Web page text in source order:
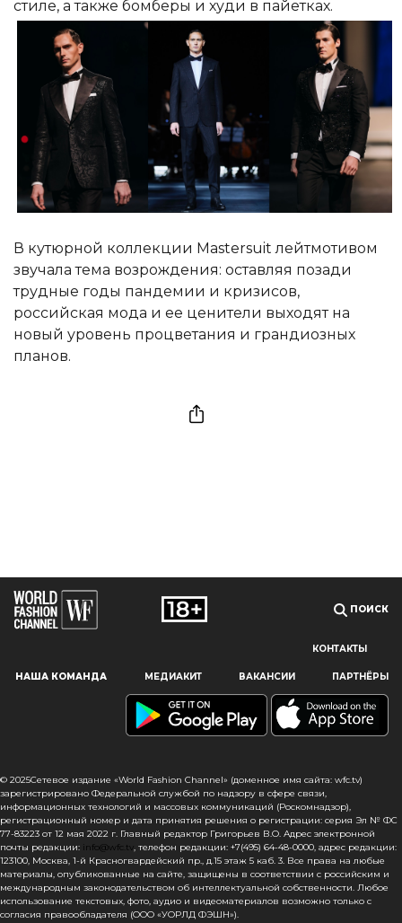
Наш сайт использует файлы cookie и похожие технологии,
чтобы гарантировать максимальное удобство
пользователям, предоставляя персонализированную
информацию, запоминая предпочтения в области
сайта, вы подтверждаете свое согласие на использование
файлов cookie в соответствии с настоящим уведомлением
в отношении данного типа файлов. Если вы не согласны
с тем, чтобы мы использовали данный тип файлов,
то вы должны соответствующим образом установить
настройки вашего браузера или не использовать сайт wfc.tv
стиле, а также бомберы и худи в пайетках.
В кутюрной коллекции Mastersuit лейтмотивом
звучала тема возрождения: оставляя позади
трудные годы пандемии и кризисов,
российская мода и ее ценители выходят на
новый уровень процветания и грандиозных
планов.
ПОИСК
КОНТАКТЫ
НАША КОМАНДА МЕДИАКИТ ВАКАНСИИ ПАРТНЁРЫ
© 2025Сетевое издание «World Fashion Channel» (доменное имя сайта: wfc.tv)
зарегистрировано Федеральной службой по надзору в сфере связи,
информационных технологий и массовых коммуникаций (Роскомнадзор),
регистрационный номер и дата принятия решения о регистрации: серия Эл № ФС
77-83223 от 12 мая 2022 г. Главный редактор Григорьев В.О. Адрес электронной
почты редакции: info@wfc.tv, телефон редакции: +7(495) 64-48-0000, адрес редакции:
123100, Москва, 1-й Красногвардейский пр., д.15 этаж 5 каб. 3. Все права на любые
материалы, опубликованные на сайте, защищены в соответствии с российским и
международным законодательством об интеллектуальной собственности. Любое
использование текстовых, фото, аудио и видеоматериалов возможно только с
согласия правообладателя (ООО «УОРЛД ФЭШН»).